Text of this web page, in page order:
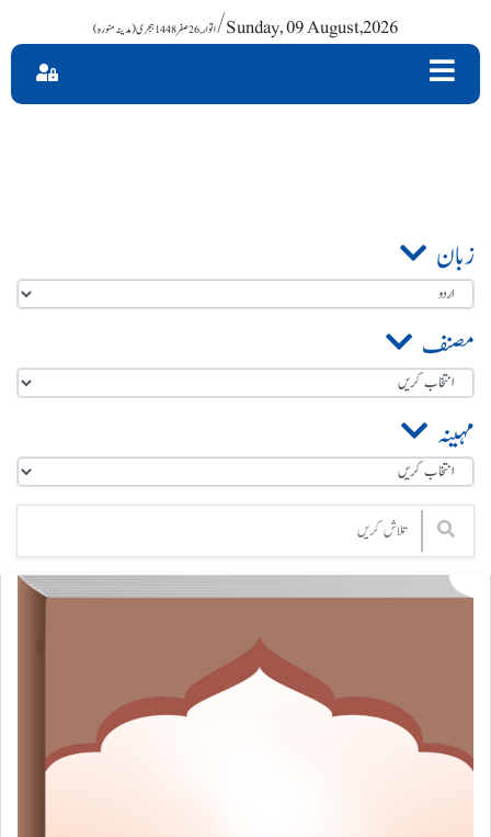
اتوار , 26 صفر 1448 ہجری (مدینہ منورہ)/ Sunday, 09 August,2026
زبان
مصنف
مہینہ